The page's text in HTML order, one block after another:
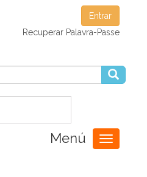
Entrar
Recuperar Palavra-Passe
Menú
Toggle
navigation